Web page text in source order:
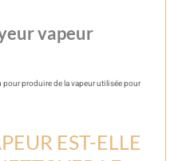
vapeur
pour produire de la vapeur utilisée pour
EST-ELLE